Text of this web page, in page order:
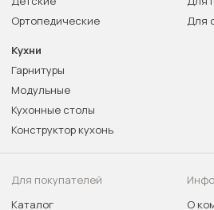
Ортопедические
Для
Кухни
Гарнитуры
Модульные
Кухонные столы
Конструктор кухонь
Для покупателей
Каталог
О